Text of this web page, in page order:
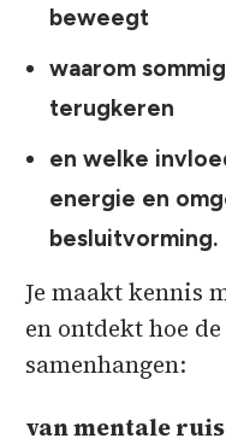
beweegt
waarom
terugkeren
en welke
energie en
besluitvorming.
Je maakt kennis
en ontdekt hoe
samenhangen:
van mentale